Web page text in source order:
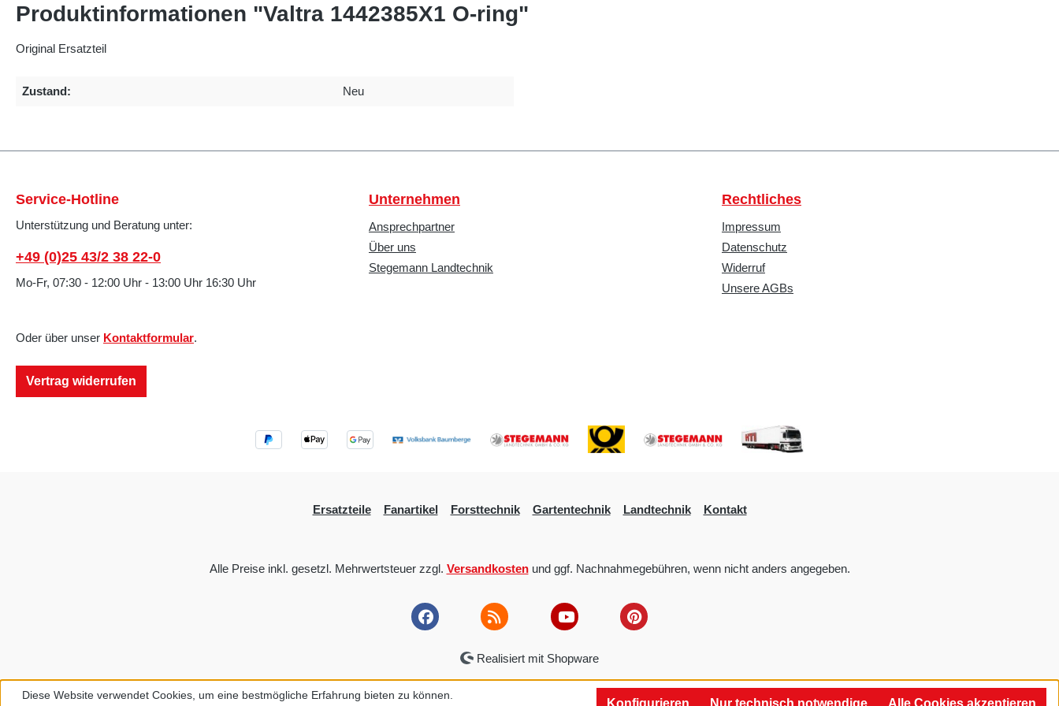
Produktinformationen "Valtra 1442385X1 O-ring"
Original Ersatzteil
Zustand: Neu
Service-Hotline
Unterstützung und Beratung unter:
+49 (0)25 43/2 38 22-0
Mo-Fr, 07:30 - 12:00 Uhr - 13:00 Uhr 16:30 Uhr
Oder über unser Kontaktformular.
Vertrag widerrufen
Unternehmen
Ansprechpartner
Über uns
Stegemann Landtechnik
Rechtliches
Impressum
Datenschutz
Widerruf
Unsere AGBs
Ersatzteile Fanartikel Forsttechnik Gartentechnik Landtechnik Kontakt
Alle Preise inkl. gesetzl. Mehrwertsteuer zzgl. Versandkostenund ggf. Nachnahmegebühren, wenn nicht anders angegeben.
Realisiert mit Shopware
Diese Website verwendet Cookies, um eine bestmögliche Erfahrung bieten zu können.
Nur technisch notwendige
Konfigurieren Alle Cookies akzeptieren